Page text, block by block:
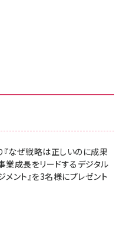
『なぜ戦略は正しいのに成果
業成長をリードするデジタル
メント』を3名様にプレゼント